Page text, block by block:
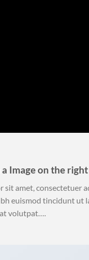
Image on the right
sit amet, consectetuer
euismod tincidunt ut
volutpat….